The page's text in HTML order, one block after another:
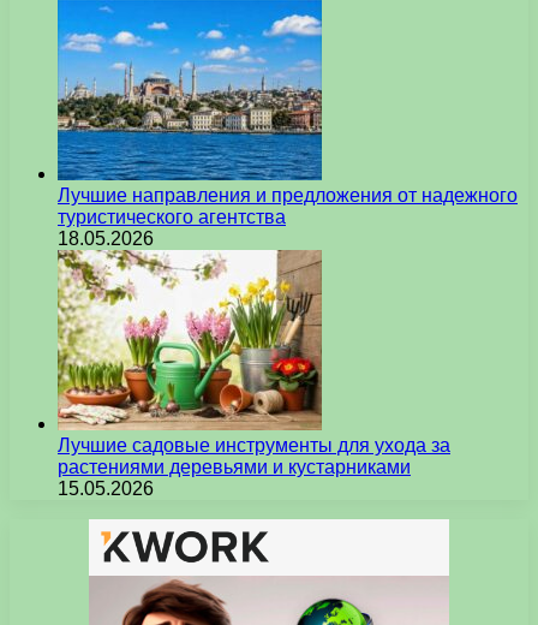
Лучшие направления и предложения от надежного
туристического агентства
18.05.2026
Лучшие садовые инструменты для ухода за
растениями деревьями и кустарниками
15.05.2026